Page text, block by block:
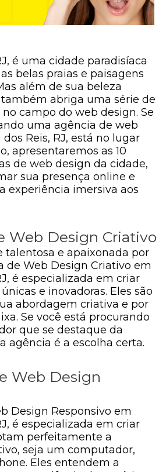
é uma cidade paradisíaca
belas praias e paisagens
além de sua beleza
abriga uma série de
campo do web design. Se
uma agência de web
Reis, RJ, está no lugar
apresentaremos as 10
de web design da cidade,
sua presença online e
experiência imersiva aos
Web Design Criativo
talentosa e apaixonada por
de Web Design Criativo em
é especializada em criar
e inovadoras. Eles são
abordagem criativa e por
Se você está procurando
que se destaque da
agência é a escolha certa.
Web Design
Design Responsivo em
é especializada em criar
perfeitamente a
seja um computador,
Eles entendem a